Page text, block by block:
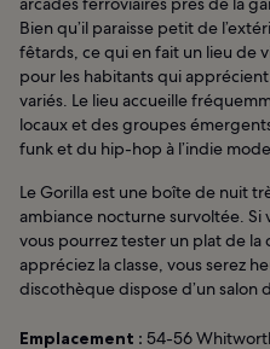
Bien qu’il paraisse petit de
fêtards, ce qui en fait un lieu de
pour les habitants qui
variés. Le lieu accueille
locaux et des groupes
funk et du hip-hop à l’indie
Le Gorilla est une boîte de nuit
ambiance nocturne survoltée. Si
vous pourrez tester un plat de la
appréciez la classe, vous serez
discothèque dispose d’un salon
Emplacement : 54-56